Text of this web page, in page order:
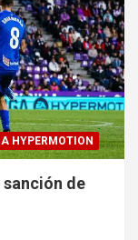
HYPERMOTION
de